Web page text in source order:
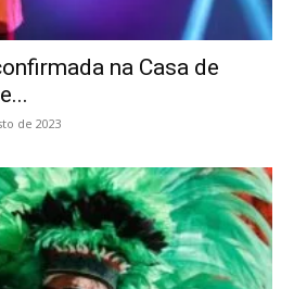
na Casa de
de 2023